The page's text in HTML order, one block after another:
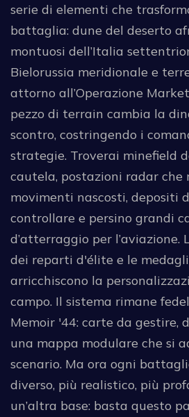
serie di elementi che
battaglia: dune del deserto
montuosi dell’Italia
Bielorussia meridionale e
attorno all’Operazione
pezzo di terrain cambia la
scontro, costringendo i
strategie. Troverai minefield
cautela, postazioni radar che
movimenti nascosti, depositi
controllare e persino grandi
d’atterraggio per l’aviazione.
dei reparti d'élite e le
arricchiscono la
campo. Il sistema rimane
Memoir '44: carte da gestire,
una mappa modulare che si
scenario. Ma ora ogni
diverso, più realistico, più
un’altra base: basta questo